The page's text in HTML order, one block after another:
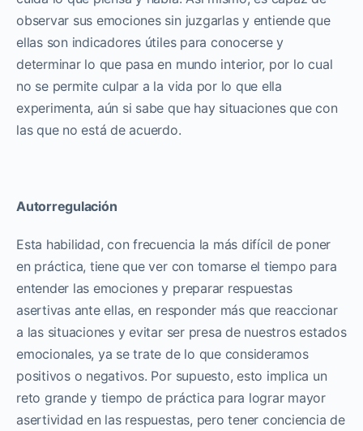
observar sus emociones sin juzgarlas y entiende que
ellas son indicadores útiles para conocerse y
determinar lo que pasa en mundo interior, por lo cual
no se permite culpar a la vida por lo que ella
experimenta, aún si sabe que hay situaciones que con
las que no está de acuerdo.
Autorregulación
Esta habilidad, con frecuencia la más difícil de poner
en práctica, tiene que ver con tomarse el tiempo para
entender las emociones y preparar respuestas
asertivas ante ellas, en responder más que reaccionar
a las situaciones y evitar ser presa de nuestros estados
emocionales, ya se trate de lo que consideramos
positivos o negativos. Por supuesto, esto implica un
reto grande y tiempo de práctica para lograr mayor
asertividad en las respuestas, pero tener conciencia de